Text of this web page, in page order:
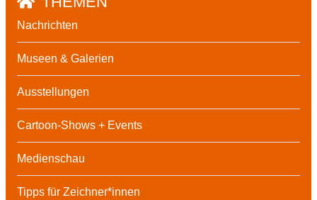
Nachrichten
Museen & Galerien
Ausstellungen
Cartoon-Shows + Events
Medienschau
Tipps für Zeichner*innen